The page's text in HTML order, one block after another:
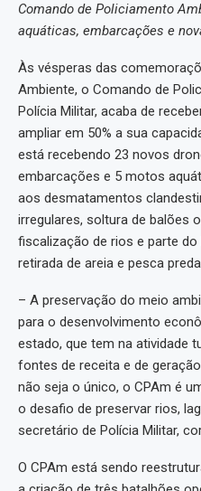
Comando de Policiamento
aquáticas, embarcações e
Às vésperas das
Ambiente, o Comando de
Polícia Militar, acaba de
ampliar em 50% a sua
está recebendo 23 novos
embarcações e 5 motos
aos desmatamentos
irregulares, soltura de balões
fiscalização de rios e parte
retirada de areia e pesca
– A preservação do meio
para o desenvolvimento
estado, que tem na atividade
fontes de receita e de
não seja o único, o CPAm é
o desafio de preservar rios,
secretário de Polícia Militar,
O CPAm está sendo